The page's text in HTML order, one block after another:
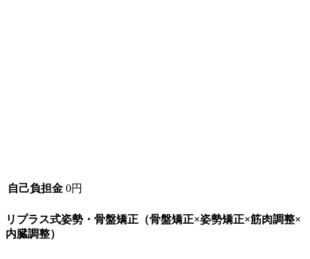
自己負担金 0円
リプラス式姿勢・骨盤矯正（骨盤矯正×姿勢矯正×筋肉調整×
内臓調整）